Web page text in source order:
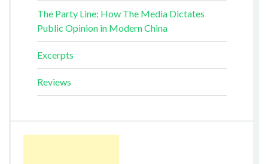
The Party Line: How The Media Dictates
Public Opinion in Modern China
Excerpts
Reviews